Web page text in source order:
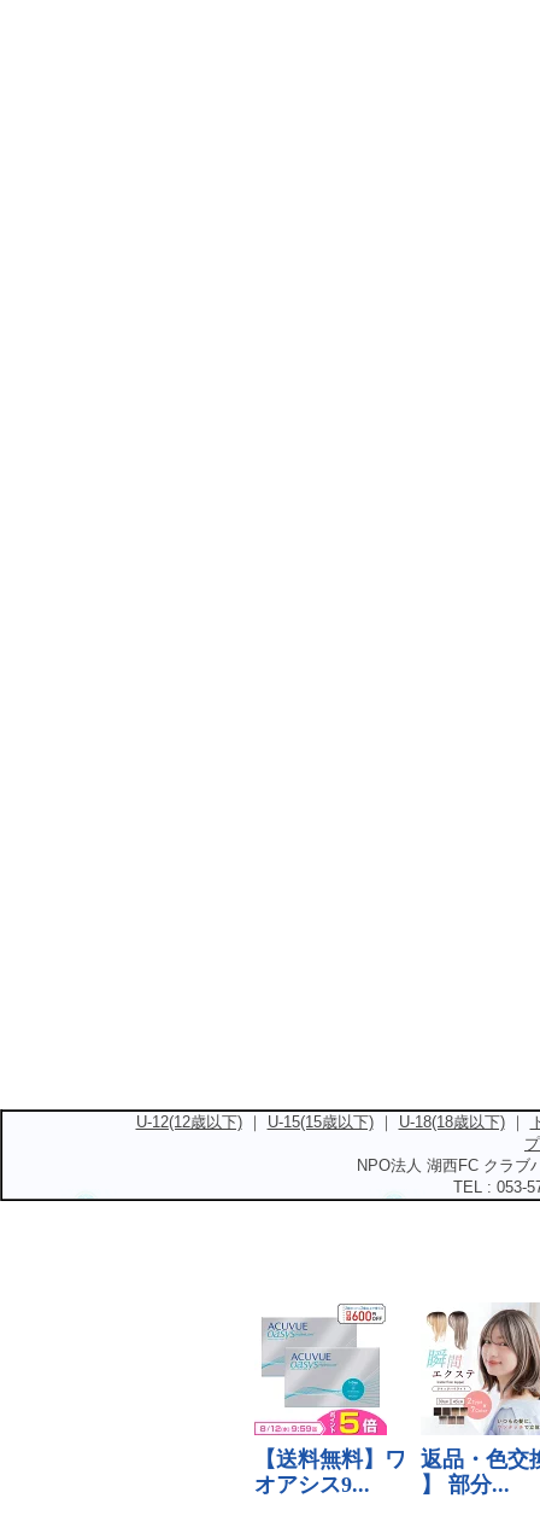
U-12(12歳以下)｜ U-15(15歳以下)｜ U-18(18歳以下)｜
NPO法人 湖西FC クラ
TEL : 053-